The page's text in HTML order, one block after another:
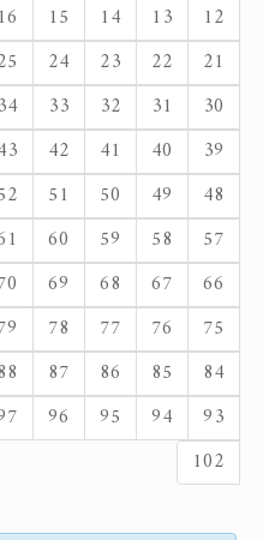
12
13
14
15
16
21
22
23
24
30
31
32
33
34
39
40
41
42
48
49
50
51
57
58
59
60
66
67
68
69
75
76
77
78
84
85
86
87
93
94
95
96
102